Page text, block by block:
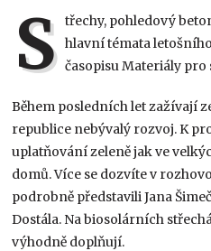
S třechy, pohledový
hlavní témata
časopisu Materiály pro
Během posledních let zažívají
republice nebývalý rozvoj. K
uplatňování zeleně jak ve
domů. Více se dozvíte v
podrobně představili Jana
Dostála. Na biosolárních
výhodně doplňují.